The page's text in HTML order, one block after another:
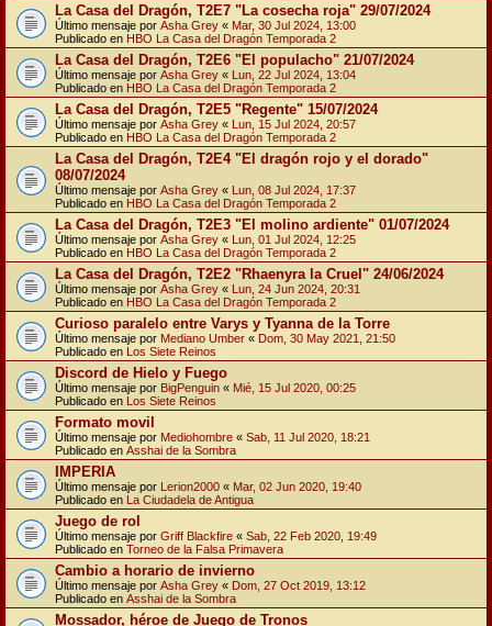
La Casa del Dragón, T2E7 "La cosecha roja" 29/07/2024
Último mensaje por Asha Grey « Mar, 30 Jul 2024, 13:00
Publicado en HBO La Casa del Dragón Temporada 2
La Casa del Dragón, T2E6 "El populacho" 21/07/2024
Último mensaje por Asha Grey « Lun, 22 Jul 2024, 13:04
Publicado en HBO La Casa del Dragón Temporada 2
La Casa del Dragón, T2E5 "Regente" 15/07/2024
Último mensaje por Asha Grey « Lun, 15 Jul 2024, 20:57
Publicado en HBO La Casa del Dragón Temporada 2
La Casa del Dragón, T2E4 "El dragón rojo y el dorado"
08/07/2024
Último mensaje por Asha Grey « Lun, 08 Jul 2024, 17:37
Publicado en HBO La Casa del Dragón Temporada 2
La Casa del Dragón, T2E3 "El molino ardiente" 01/07/2024
Último mensaje por Asha Grey « Lun, 01 Jul 2024, 12:25
Publicado en HBO La Casa del Dragón Temporada 2
La Casa del Dragón, T2E2 "Rhaenyra la Cruel" 24/06/2024
Último mensaje por Asha Grey « Lun, 24 Jun 2024, 20:31
Publicado en HBO La Casa del Dragón Temporada 2
Curioso paralelo entre Varys y Tyanna de la Torre
Último mensaje por Mediano Umber « Dom, 30 May 2021, 21:50
Publicado en Los Siete Reinos
Discord de Hielo y Fuego
Último mensaje por BigPenguin « Mié, 15 Jul 2020, 00:25
Publicado en Los Siete Reinos
Formato movil
Último mensaje por Mediohombre « Sab, 11 Jul 2020, 18:21
Publicado en Asshai de la Sombra
IMPERIA
Último mensaje por Lerion2000 « Mar, 02 Jun 2020, 19:40
Publicado en La Ciudadela de Antigua
Juego de rol
Último mensaje por Griff Blackfire « Sab, 22 Feb 2020, 19:49
Publicado en Torneo de la Falsa Primavera
Cambio a horario de invierno
Último mensaje por Asha Grey « Dom, 27 Oct 2019, 13:12
Publicado en Asshai de la Sombra
Mossador, héroe de Juego de Tronos